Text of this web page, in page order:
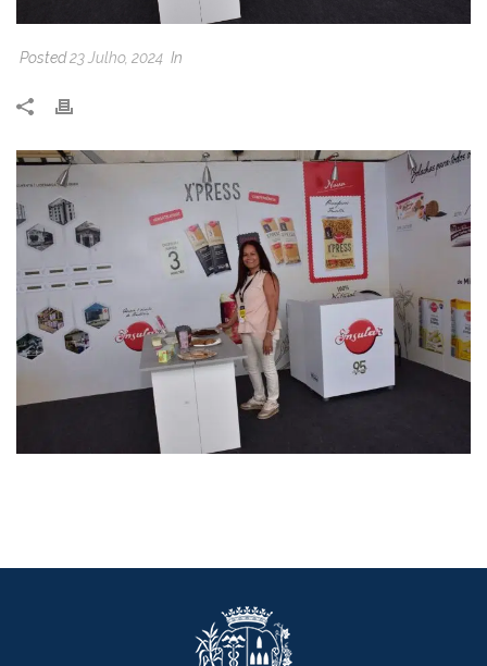
Posted23 Julho, 2024 In